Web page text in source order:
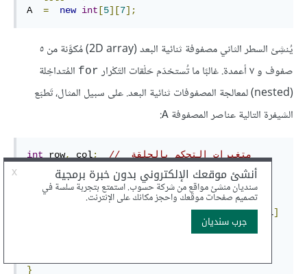
A = new int [5][7];
يُنشِئ السطر الثاني مصفوفة ثنائية البعد (2D array) مُكوَّنة من ٥
صفوف و ٧ أعمدة. غالبًا ما تُستخدَم حَلْقات التَكْرار
for المُتداخِلة
(nested) لمعالجة المصفوفات ثنائية البعد. على سبيل المثال، تَطبَع
الشيفرة التالية عناصر المصفوفة A
:
int row, col;
// متغيرات التحكم بالحلقة
احدهما للصف والآخر للعمود
( row = 0; row < 5; row ++ )
col = 0 ; col < 7; col++ ) {
"%7d",
  A
[row][col]
}